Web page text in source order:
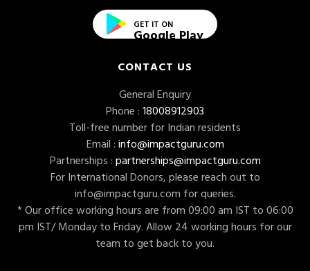
GET IT ON
Google Play
CONTACT US
General Enquiry
Phone : 18008912903
Toll-free number for Indian residents
Email : info@impactguru.com
Partnerships : partnerships@impactguru.com
For International Donors, please reach out to
info@impactguru.com for queries.
* Our office working hours are from 09:00 am IST to 06:00
pm IST/ Monday to Friday. Allow 24 working hours for our
team to get back to you.